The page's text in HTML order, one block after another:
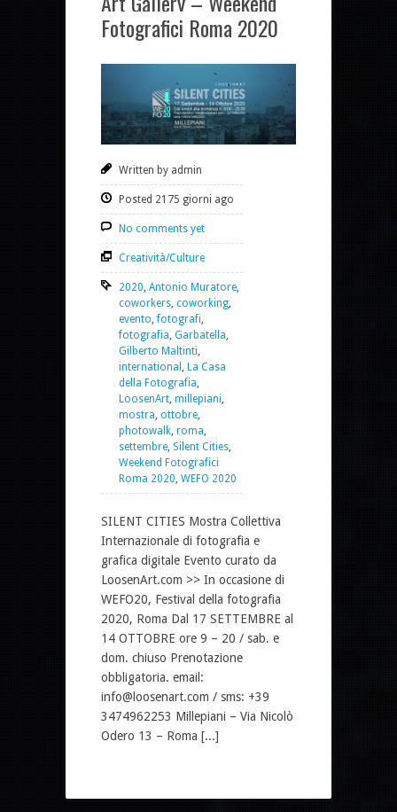
Fotografici Roma 2020
Written by admin
Posted 2175 giorni ago
No comments yet
Creatività/Culture
2020, Antonio Muratore,
coworkers, coworking,
evento,fotografi,
fotografia, Garbatella,
Gilberto Maltinti,
international , La Casa
della Fotografia,
LoosenArt, millepiani,
mostra, ottobre,
photowalk, roma,
settembre, Silent Cities,
Weekend Fotografici
Roma 2020, WEFO 2020
SILENT CITIES Mostra Collettiva
Internazionale di fotografia e
grafica digitale Evento curato da
LoosenArt.com >> In occasione di
WEFO20, Festival della fotografia
2020, Roma Dal 17 SETTEMBRE al
14 OTTOBRE ore 9 – 20 / sab. e
dom. chiuso Prenotazione
obbligatoria. email:
info@loosenart.com / sms: +39
3474962253 Millepiani – Via Nicolò
Odero 13 – Roma [...]